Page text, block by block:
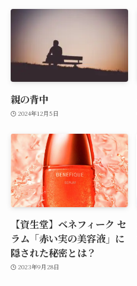
親の背中
2024年12月5日
【資生堂】ベネフィーク セ
ラム「赤い実の美容液」に
隠された秘密とは？
2023年9月28日